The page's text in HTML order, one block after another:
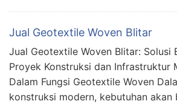
Jual Geotextile Woven Blitar
Jual Geotextile Woven Blitar: Solusi
Proyek Konstruksi dan Infrastruktur
Dalam Fungsi Geotextile Woven
konstruksi modern, kebutuhan akan